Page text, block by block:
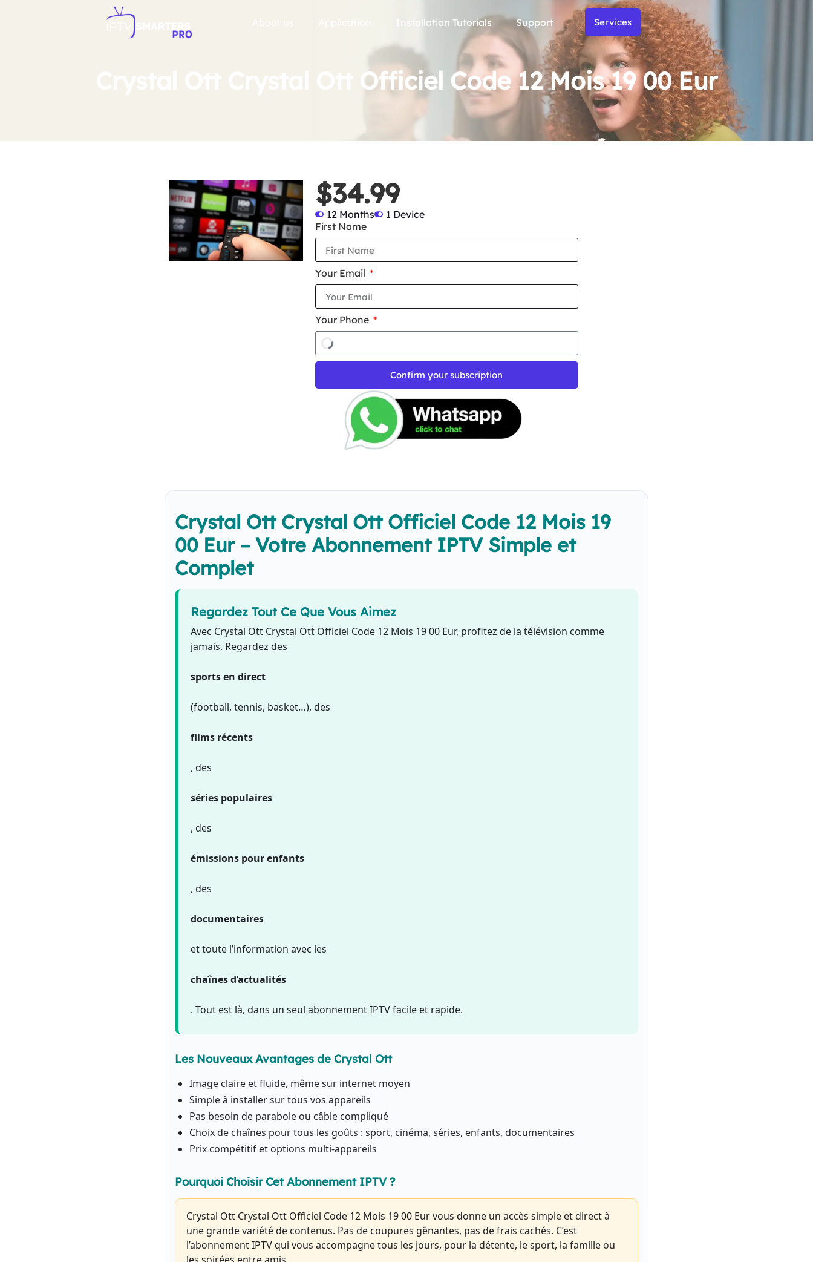
Installation Tutorials Support Services
Crystal Ott Crystal Ott Officiel Code 12 Mois 19 00 Eur
$34.99
12 Months
1 Device
First Name
Your Email
Your Phone
Confirm your subscription
Crystal Ott Crystal Ott Officiel Code 12 Mois 19
00 Eur – Votre Abonnement IPTV Simple et
Complet
Regardez Tout Ce Que Vous Aimez
Avec Crystal Ott Crystal Ott Officiel Code 12 Mois 19 00 Eur, profitez de la télévision comme
jamais. Regardez des
sports en direct
(football, tennis, basket…), des
films récents
, des
séries populaires
, des
émissions pour enfants
, des
documentaires
et toute l’information avec les
chaînes d’actualités
. Tout est là, dans un seul abonnement IPTV facile et rapide.
Les Nouveaux Avantages de Crystal Ott
Image claire et fluide, même sur internet moyen
Simple à installer sur tous vos appareils
Pas besoin de parabole ou câble compliqué
Choix de chaînes pour tous les goûts : sport, cinéma, séries, enfants, documentaires
Prix compétitif et options multi-appareils
Pourquoi Choisir Cet Abonnement IPTV ?
Crystal Ott Crystal Ott Officiel Code 12 Mois 19 00 Eur vous donne un accès simple et direct à
une grande variété de contenus. Pas de coupures gênantes, pas de frais cachés. C’est
l’abonnement IPTV qui vous accompagne tous les jours, pour la détente, le sport, la famille ou